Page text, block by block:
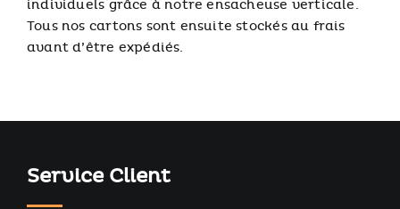
individuels grâce à notre ensacheuse verticale.
Tous nos cartons sont ensuite stockés au frais
avant d’être expédiés.
Service Client